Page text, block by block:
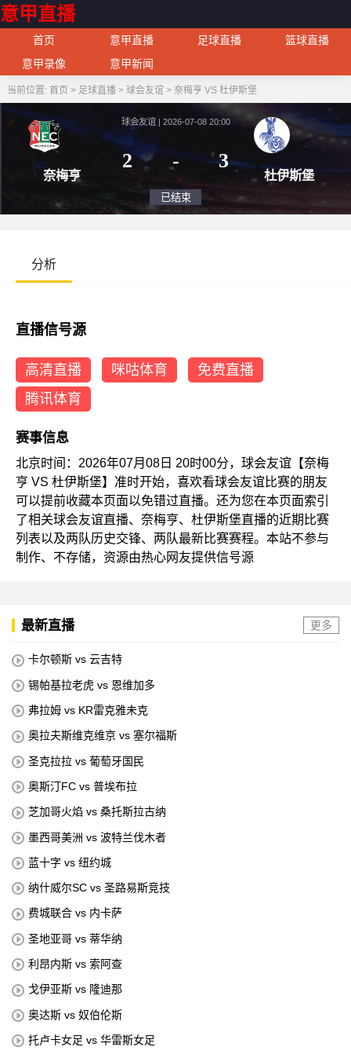
意甲直播
首页 意甲直播 足球直播
篮球直播
意甲录像
意甲新闻
当前位置: 首页 > 足球直播> 球会友谊 > 奈梅亨 VS 杜伊斯堡
奈梅亨
球会友谊 | 2026-07-08 20:00
2
杜
分析
直播信号源
高清直播 咪咕体育
免费直播
腾讯体育
赛事信息
北京时间：2026年07月08日 20时00分，球会友谊【奈梅
亨 VS 杜伊斯堡】准时开始，喜欢看球会友谊比赛的朋友
可以提前收藏本页面以免错过直播。还为您在本页面索引
了相关球会友谊直播、奈梅亨、杜伊斯堡直播的近期比赛
列表以及两队历史交锋、两队最新比赛赛程。本站不参与
制作、不存储，资源由热心网友提供信号源
最新直播 更多
卡尔顿斯 vs 云吉特
锡帕基拉老虎 vs 恩维加多
弗拉姆 vs KR雷克雅未克
奥拉夫斯维克维京 vs 塞尔福斯
圣克拉拉 vs 葡萄牙国民
奥斯汀FC vs 普埃布拉
芝加哥火焰 vs 桑托斯拉古纳
墨西哥美洲 vs 波特兰伐木者
蓝十字 vs 纽约城
纳什威尔SC vs 圣路易斯竞技
费城联合 vs 内卡萨
圣地亚哥 vs 蒂华纳
利昂内斯 vs 索阿查
戈伊亚斯 vs 隆迪那
奥达斯 vs 奴伯伦斯
托卢卡女足 vs 华雷斯女足